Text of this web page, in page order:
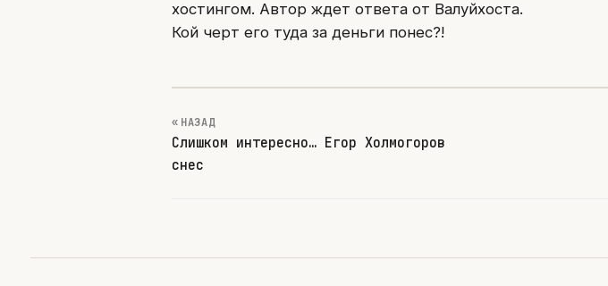
хостингом. Автор ждет ответа от Валуйхоста.
Кой черт его туда за деньги понес?!
« НАЗАД
Слишком интересно… Егор Холмогоров
снес